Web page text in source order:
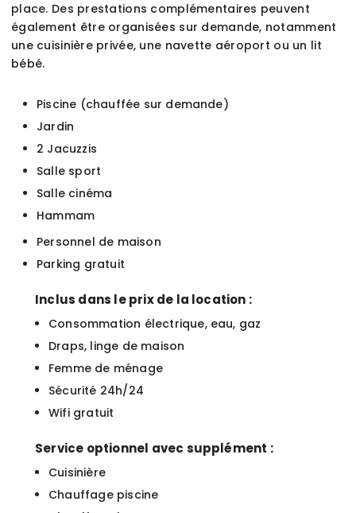
place. Des prestations complémentaires peuvent
également être organisées sur demande, notamment
une cuisinière privée, une navette aéroport ou un lit
bébé.
Piscine (chauffée sur demande)
Jardin
2 Jacuzzis
Salle sport
Salle cinéma
Hammam
Personnel de maison
Parking gratuit
Inclus dans le prix de la location :
Consommation électrique, eau, gaz
Draps, linge de maison
Femme de ménage
Sécurité 24h/24
Wifi gratuit
Service optionnel avec supplément :
Cuisinière
Chauffage piscine